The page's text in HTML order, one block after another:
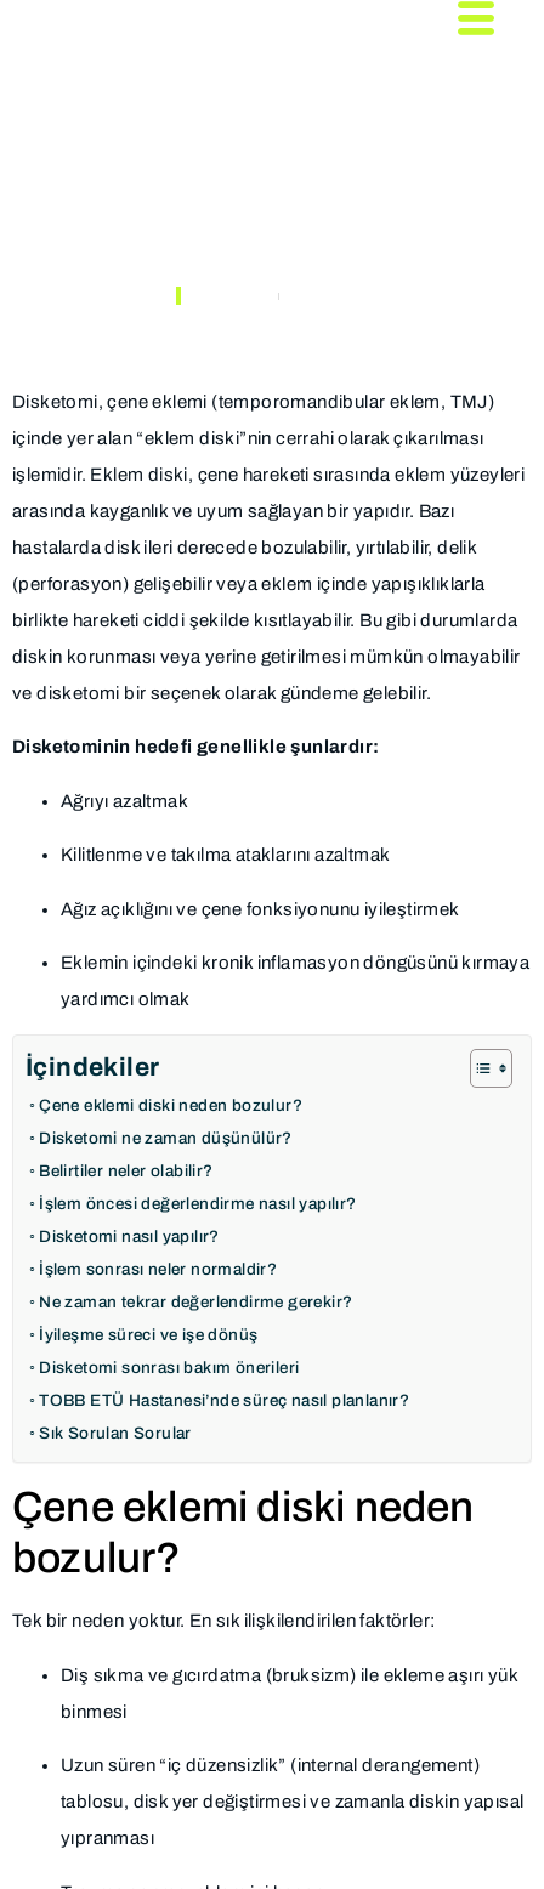
MAKALELER
Disketomi, çene eklemi (temporomandibular eklem, TMJ)
içinde yer alan “eklem diski”nin cerrahi olarak çıkarılması
işlemidir. Eklem diski, çene hareketi sırasında eklem yüzeyleri
arasında kayganlık ve uyum sağlayan bir yapıdır. Bazı
hastalarda disk ileri derecede bozulabilir, yırtılabilir, delik
(perforasyon) gelişebilir veya eklem içinde yapışıklıklarla
birlikte hareketi ciddi şekilde kısıtlayabilir. Bu gibi durumlarda
diskin korunması veya yerine getirilmesi mümkün olmayabilir
ve disketomi bir seçenek olarak gündeme gelebilir.
Disketominin hedefi genellikle şunlardır:
Ağrıyı azaltmak
Kilitlenme ve takılma ataklarını azaltmak
Ağız açıklığını ve çene fonksiyonunu iyileştirmek
Eklemin içindeki kronik inflamasyon döngüsünü kırmaya
yardımcı olmak
İçindekiler
Çene eklemi diski neden bozulur?
Disketomi ne zaman düşünülür?
Belirtiler neler olabilir?
İşlem öncesi değerlendirme nasıl yapılır?
Disketomi nasıl yapılır?
İşlem sonrası neler normaldir?
Ne zaman tekrar değerlendirme gerekir?
İyileşme süreci ve işe dönüş
Disketomi sonrası bakım önerileri
TOBB ETÜ Hastanesi’nde süreç nasıl planlanır?
Sık Sorulan Sorular
Çene eklemi diski neden
bozulur?
Tek bir neden yoktur. En sık ilişkilendirilen faktörler:
Diş sıkma ve gıcırdatma (bruksizm) ile ekleme aşırı yük
binmesi
Uzun süren “iç düzensizlik” (internal derangement)
tablosu, disk yer değiştirmesi ve zamanla diskin yapısal
yıpranması